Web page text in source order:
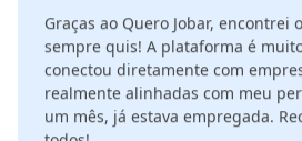
conectou diretamente com
realmente alinhadas com meu
um mês, já estava empregada.
todos!.